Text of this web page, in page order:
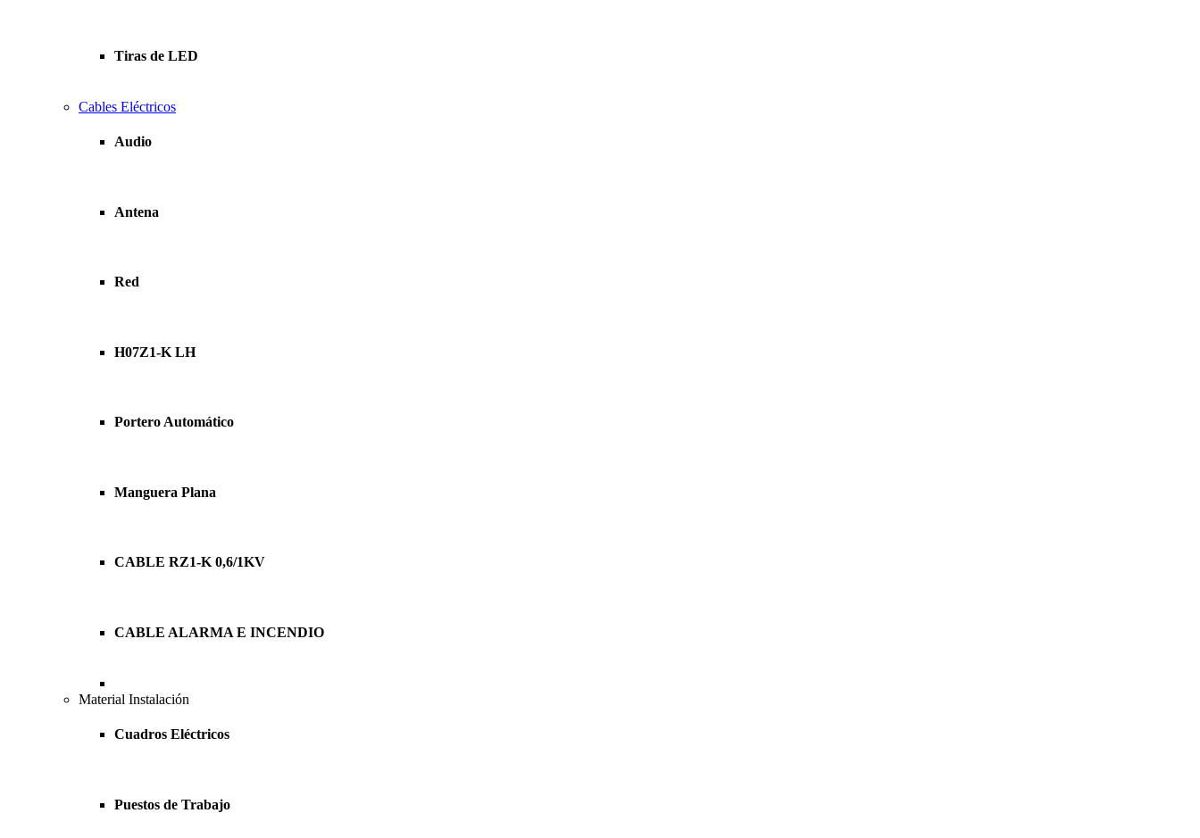
Tiras de LED
Cables Eléctricos
Audio
Antena
Red
H07Z1-K LH
Portero Automático
Manguera Plana
CABLE RZ1-K 0,6/1KV
CABLE ALARMA E INCENDIO
Material Instalación
Cuadros Eléctricos
Puestos de Trabajo